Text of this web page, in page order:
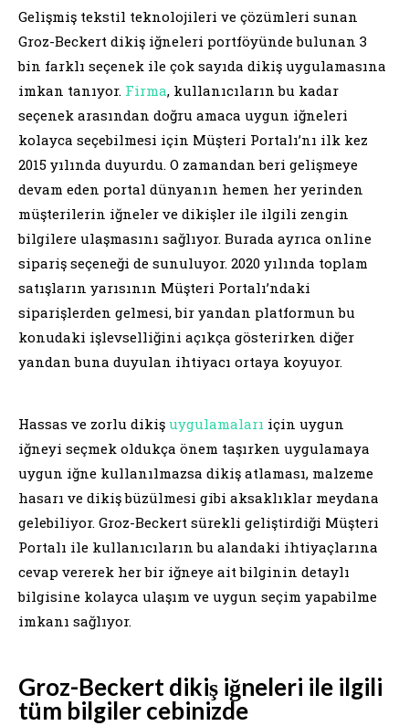
Gelişmiş tekstil teknolojileri ve çözümleri sunan
Groz-Beckert dikiş iğneleri portföyünde bulunan 3
bin farklı seçenek ile çok sayıda dikiş uygulamasına
imkan tanıyor. Firma, kullanıcıların bu kadar
seçenek arasından doğru amaca uygun iğneleri
kolayca seçebilmesi için Müşteri Portalı’nı ilk kez
2015 yılında duyurdu. O zamandan beri gelişmeye
devam eden portal dünyanın hemen her yerinden
müşterilerin iğneler ve dikişler ile ilgili zengin
bilgilere ulaşmasını sağlıyor. Burada ayrıca online
sipariş seçeneği de sunuluyor. 2020 yılında toplam
satışların yarısının Müşteri Portalı’ndaki
siparişlerden gelmesi, bir yandan platformun bu
konudaki işlevselliğini açıkça gösterirken diğer
yandan buna duyulan ihtiyacı ortaya koyuyor.
Hassas ve zorlu dikiş uygulamaları için uygun
iğneyi seçmek oldukça önem taşırken uygulamaya
uygun iğne kullanılmazsa dikiş atlaması, malzeme
hasarı ve dikiş büzülmesi gibi aksaklıklar meydana
gelebiliyor. Groz-Beckert sürekli geliştirdiği Müşteri
Portalı ile kullanıcıların bu alandaki ihtiyaçlarına
cevap vererek her bir iğneye ait bilginin detaylı
bilgisine kolayca ulaşım ve uygun seçim yapabilme
imkanı sağlıyor.
Groz-Beckert dikiş iğneleri ile ilgili
tüm bilgiler cebinizde